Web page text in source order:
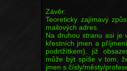
Závěr:
Teoreticky zajímavý
mailových adres.
Na druhou stranu asi je
křestních jmen a
podrtžítkem), již
může být spíše v tom,
jmen s čísly/městy/